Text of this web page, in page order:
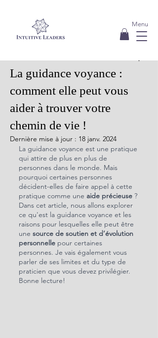
Menu
La guidance voyance :
comment elle peut vous
aider à trouver votre
chemin de vie !
Dernière mise à jour : 18 janv. 2024
La guidance voyance est une pratique
qui attire de plus en plus de
personnes dans le monde. Mais
pourquoi certaines personnes
décident-elles de faire appel à cette
pratique comme une aide précieuse ?
Dans cet article, nous allons explorer
ce qu'est la guidance voyance et les
raisons pour lesquelles elle peut être
une source de soutien et d’évolution
personnelle pour certaines
personnes. Je vais également vous
parler de ses limites et du type de
praticien que vous devez privilégier.
Bonne lecture!